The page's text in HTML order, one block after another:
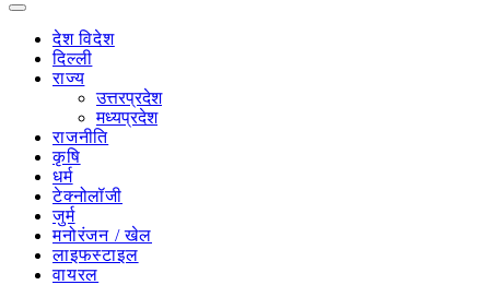
देश विदेश
दिल्ली
राज्य
उत्तरप्रदेश
मध्यप्रदेश
राजनीति
कृषि
धर्म
टेक्नोलॉजी
जुर्म
मनोरंजन / खेल
लाइफस्टाइल
वायरल